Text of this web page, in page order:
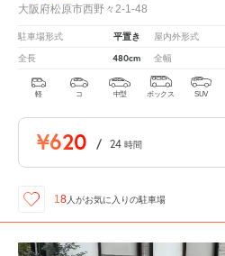
大阪府松原市西野々2-1-48
駐車場形式 平置き 屋内外形式
全長 480cm 全幅
軽 コ 中型 ボックス SUV
¥620 / 24 時間
18人がお気に入りの駐車場